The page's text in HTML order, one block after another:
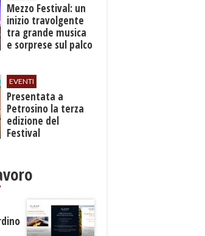
Mezzo Festival: un
inizio travolgente
tra grande musica
e sorprese sul palco
EVENTI
Presentata a
Petrosino la terza
edizione del
Festival
"Voci dal
Mediterraneo"